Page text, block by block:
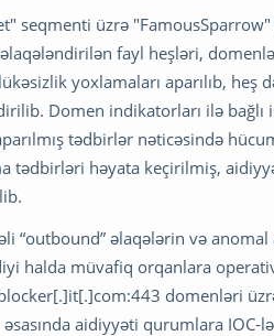
seqmenti üzrə
fayl heşləri,
yoxlamaları aparılıb, heş
Domen indikatorları ilə bağlı
tədbirlər nəticəsində
tədbirləri həyata keçirilmiş,
“outbound” əlaqələrin və anomal
halda müvafiq orqanlara
domenləri
aidiyyəti qurumlara IOC-